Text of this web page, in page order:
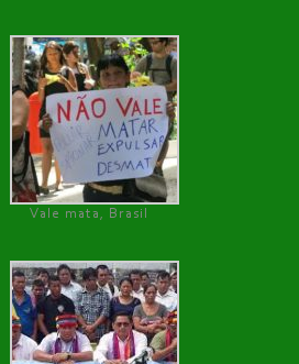
Vale mata, Brasil